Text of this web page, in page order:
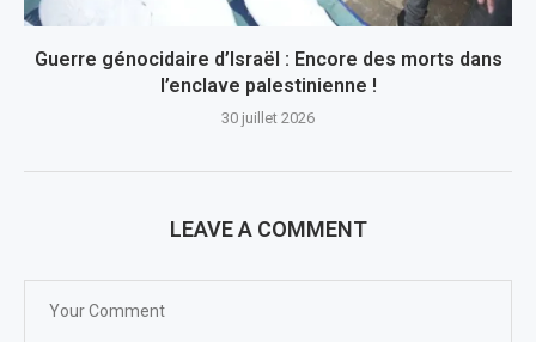
Guerre génocidaire d’Israël : Encore des morts dans
l’enclave palestinienne !
30 juillet 2026
LEAVE A COMMENT